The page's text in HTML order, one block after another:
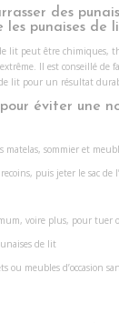
des
les punaises de
lit peut être chimiques,
Il est conseillé de
lit pour un résultat
éviter une
matelas, sommier et
puis jeter le sac de
voire plus, pour tuer
de lit
ou meubles d’occasion